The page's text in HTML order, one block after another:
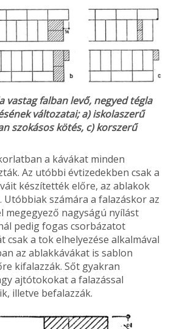
vastag falban levő, negyed tégla
változatai; a) iskolaszerű
szokásos kötés, c) korszerű
a kávákat minden
Az utóbbi évtizedekben csak a
készítették előre, az ablakok
Utóbbiak számára a falazáskor az
megegyező nagyságú nyílást
pedig fogas csorbázatot
csak a tok elhelyezése alkalmával
az ablakkávákat is sablon
kifalazzák. Sőt gyakran
ajtótokokat a falazással
illetve befalazzák.